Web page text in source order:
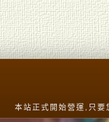
本站正式開始營運,只要您